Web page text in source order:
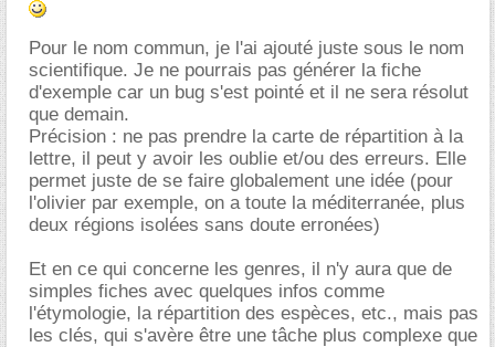
Pour le nom commun, je l'ai ajouté juste sous le nom
scientifique. Je ne pourrais pas générer la fiche
d'exemple car un bug s'est pointé et il ne sera résolut
que demain.
Précision : ne pas prendre la carte de répartition à la
lettre, il peut y avoir les oublie et/ou des erreurs. Elle
permet juste de se faire globalement une idée (pour
l'olivier par exemple, on a toute la méditerranée, plus
deux régions isolées sans doute erronées)
Et en ce qui concerne les genres, il n'y aura que de
simples fiches avec quelques infos comme
l'étymologie, la répartition des espèces, etc., mais pas
les clés, qui s'avère être une tâche plus complexe que